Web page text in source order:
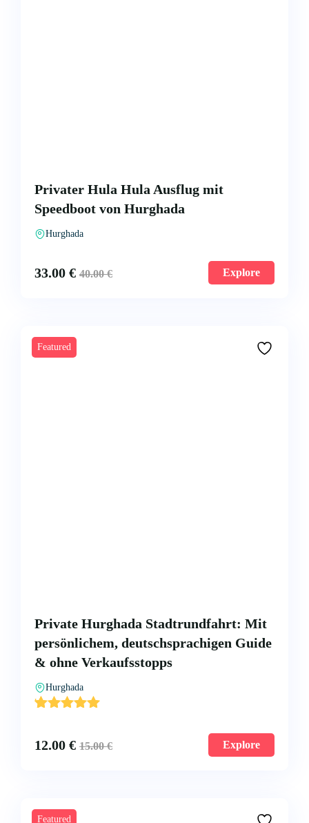
Privater Hula Hula Ausflug mit
Speedboot von Hurghada
Hurghada
33.00 € 40.00€ Explore
Featured
Private Hurghada Stadtrundfahrt: Mit
persönlichem, deutschsprachigen Guide
& ohne Verkaufsstopps
Hurghada
'
12.00 € 15.00€ Explore
Featured